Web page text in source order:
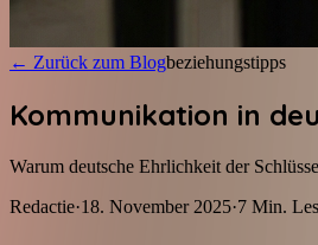
← Zurück zum Blogbeziehungstipps
Kommunikation in
Warum deutsche Ehrlichkeit der
Redactie·18. November 2025·7 Min.